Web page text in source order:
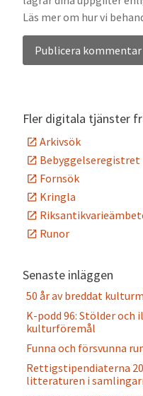
Läs mer om hur vi
Fler digitala tjänster
Arkivsök
Bebyggelseregistret
Fornsök
Kringla
Runor
Senaste inläggen
50 år av breddat
K-podd 96: Stölder och
kulturföremål
Funna och försvunna
Rettigstipendiaterna
litteraturen i